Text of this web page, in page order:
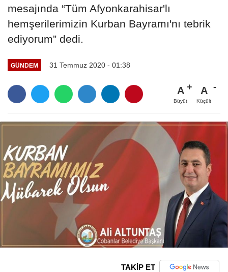
mesajında “Tüm Afyonkarahisar'lı
hemşerilerimizin Kurban Bayramı'nı tebrik
ediyorum” dedi.
GÜNDEM 31 Temmuz 2020 - 01:38
A
Büyüt
A
Küçült
TAKİP ET